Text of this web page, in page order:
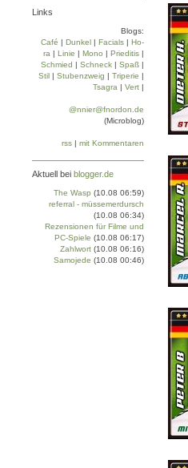
Links
Blogs:
Café | Dun­kel | Facials | Ho­
ra | Linie | Mo­no | Prie­di­tis |
Schmied | Schneck | Spaß |
Stil | Stu­ben­zweig | Tri­pe­rie |
Tsa­gra | Vert |
@nnier@fnordon.de
(Microblog)
rss | mit Kommentaren
Aktuell bei blogger.de
The Wasp (10.08 06:59)
referral - müssemerdursch
(10.08 06:34)
Rezensionen für Filme und
PC-Spiele (10.08 06:17)
Zahlwort (10.08 06:16)
Samojede (10.08 00:46)